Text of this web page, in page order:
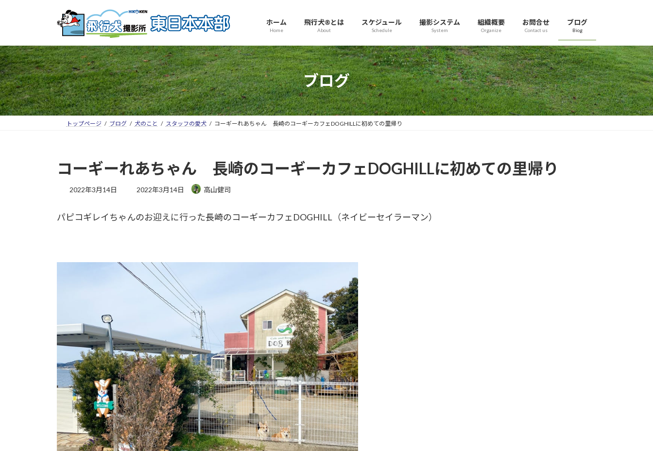
ホーム
Home
飛行犬®とは
About
スケジュール
Schedule
撮影システム
System
組織概要
Organize
お問合せ
Contact us
ブログ
Biog
ブログ
トップページ ブログ 犬のこと スタッフの愛犬 コーギーれあちゃん 長崎のコーギーカフェDOGHILLに初めての里帰り
コーギーれあちゃん 長崎のコーギーカフェDOGHILLに初めての里帰り
2022年3月14日 2022年3月14日 高山健司
パピコギレイちゃんのお迎えに行った長崎のコーギーカフェDOGHILL（ネイビーセイラーマン）